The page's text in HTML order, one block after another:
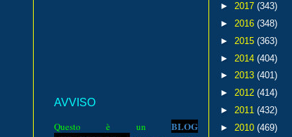
AVVISO
Questo è un BLOG
► 2017 (343)
► 2016 (348)
► 2015 (363)
► 2014 (404)
► 2013 (401)
► 2012 (414)
► 2011 (432)
► 2010 (469)